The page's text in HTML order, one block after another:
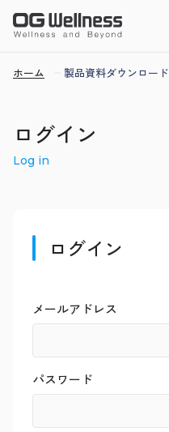
ホーム 製品資料ダウンロード
ログイン
Log in
ログイン
メールアドレス
パスワード